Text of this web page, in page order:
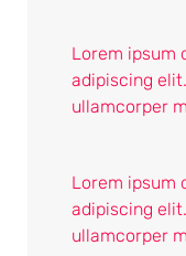
Lorem ipsum
adipiscing
ullamcorper
Lorem ipsum
adipiscing
ullamcorper